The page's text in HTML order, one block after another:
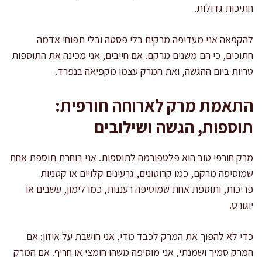
חתיכות גדולות.
להקפאה אני מעדיפה מרקים בלי פסטה ובלי תפוחי אדמה
חתוכים, כי הם משנים מרקם. אם חייבים, אני מכינה את התוספות
טריות ביום ההגשה, ואת המרק עצמו מקפיאה בנפרד.
התאמת מרק לארוחה חורפית:
תוספות, הגשה ושילובים
מרק חורפי טוב הוא פלטפורמה לתוספות. אני בוחרת תוספת אחת
שמוסיפה מרקם, כמו קרוטונים, גרעינים קלויים או קטניות
פריכות, ותוספת אחת שמוסיפה רעננות, כמו לימון, עשבים או
יוגורט.
כדי לא להפוך את המרק לכבד מדי, אני חושבת על איזון: אם
המרק סמיך ושמנתי, אני מוסיפה משהו חומצי או חריף. אם המרק